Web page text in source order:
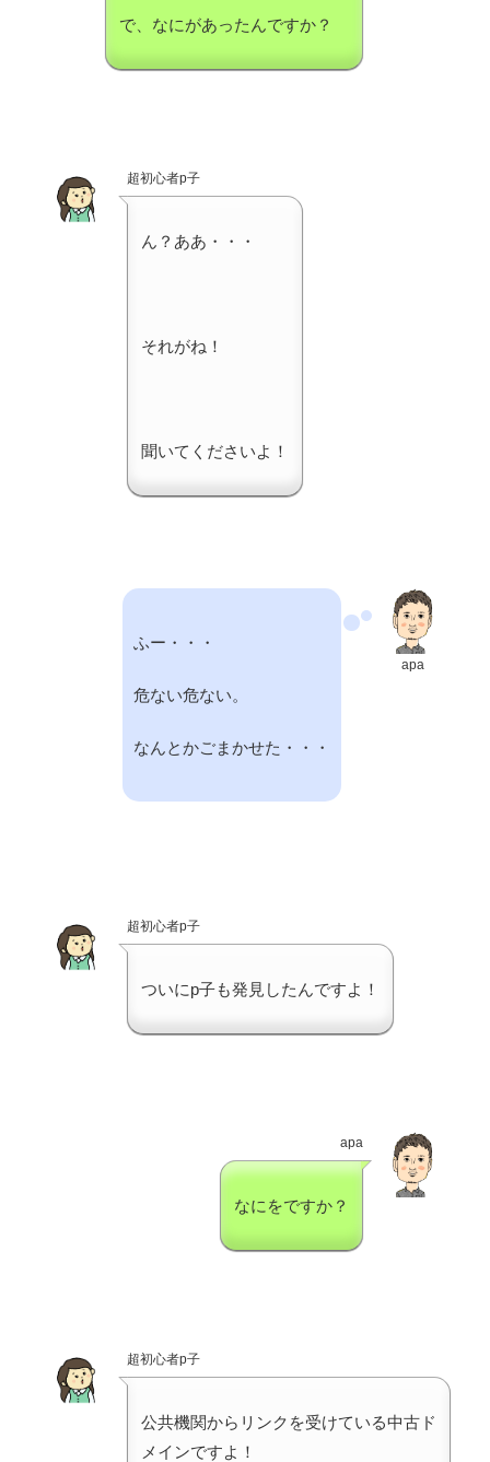
で、なにがあったんですか？
超初心者p子
ん？ああ・・・
それがね！
聞いてくださいよ！
apa
ふー・・・
危ない危ない。
なんとかごまかせた・・・
超初心者p子
ついにp子も発見したんですよ！
apa
なにをですか？
超初心者p子
公共機関からリンクを受けている中古ド
メインですよ！